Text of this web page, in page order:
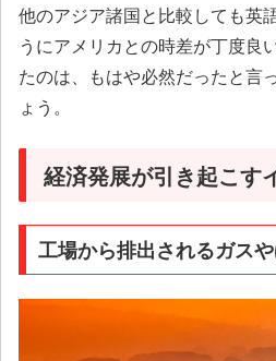
他のアジア諸国と比較しても英
うにアメリカとの時差が丁度良
たのは、もはや必然だったと言
ょう。
経済発展が引き起こす
工場から排出されるガス